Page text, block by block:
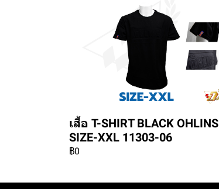
เสื้อ T-SHIRT BLACK OHLINS
SIZE-XXL 11303-06
฿0